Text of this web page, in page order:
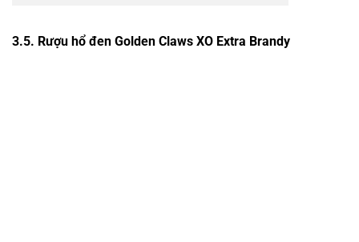
3.5. Rượu hổ đen Golden Claws XO Extra Brandy